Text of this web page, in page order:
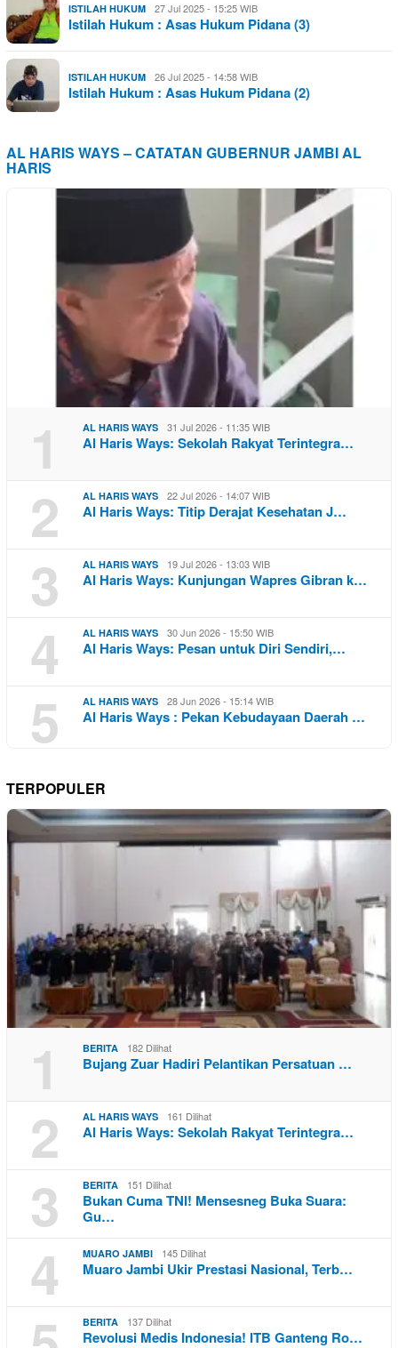
ISTILAH HUKUM 27 Jul 2025 - 15:25 WIB
Istilah Hukum : Asas Hukum Pidana (3)
ISTILAH HUKUM 26 Jul 2025 - 14:58 WIB
Istilah Hukum : Asas Hukum Pidana (2)
AL HARIS WAYS – CATATAN GUBERNUR JAMBI AL
HARIS
1 AL HARIS WAYS 31 Jul 2026 - 11:35 WIB
Al Haris Ways: Sekolah Rakyat Terintegra…
2 AL HARIS WAYS 22 Jul 2026 - 14:07 WIB
Al Haris Ways: Titip Derajat Kesehatan J…
3 AL HARIS WAYS 19 Jul 2026 - 13:03 WIB
Al Haris Ways: Kunjungan Wapres Gibran k…
4 AL HARIS WAYS 30 Jun 2026 - 15:50 WIB
Al Haris Ways: Pesan untuk Diri Sendiri,…
5 AL HARIS WAYS 28 Jun 2026 - 15:14 WIB
Al Haris Ways : Pekan Kebudayaan Daerah …
TERPOPULER
1 BERITA 182 Dilihat
Bujang Zuar Hadiri Pelantikan Persatuan …
2 AL HARIS WAYS 161 Dilihat
Al Haris Ways: Sekolah Rakyat Terintegra…
3 BERITA 151 Dilihat
Bukan Cuma TNI! Mensesneg Buka Suara:
Gu…
4 MUARO JAMBI 145 Dilihat
Muaro Jambi Ukir Prestasi Nasional, Terb…
BERITA 137 Dilihat
Revolusi Medis Indonesia! ITB Ganteng Ro…